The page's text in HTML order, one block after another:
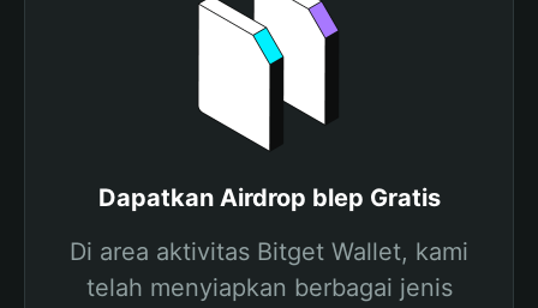
Dapatkan Airdrop blep Gratis
Di area aktivitas Bitget Wallet, kami
telah menyiapkan berbagai jenis